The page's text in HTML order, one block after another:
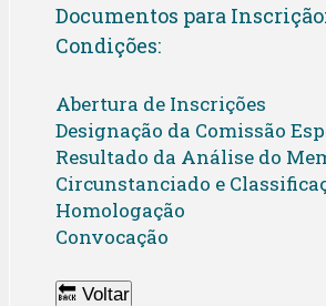
Documentos para Inscrição:
Condições:
Abertura de Inscrições
Designação da Comissão
Resultado da Análise do
Circunstanciado e
Homologação
Convocação
🔙 Voltar